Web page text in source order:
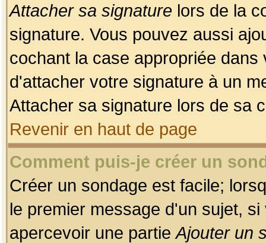
Attacher sa signature lors de la
signature. Vous pouvez aussi
cochant la case appropriée
d'attacher votre signature à un
Attacher sa signature lors de sa
Revenir en haut de page
Comment puis-je créer un
Créer un sondage est facile;
le premier message d'un sujet,
apercevoir une partieAjouter un